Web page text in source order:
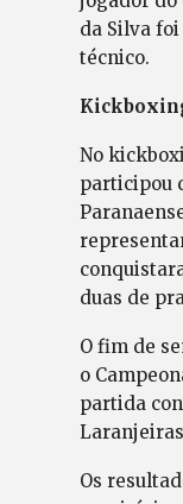
da Silva
técnico.
No
participou
duas de
O fim de
o
partida
Laranjeiras
Os